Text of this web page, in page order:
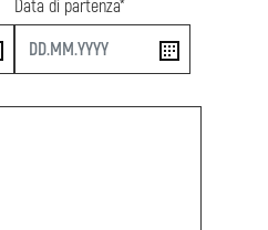
Data di partenza*
end